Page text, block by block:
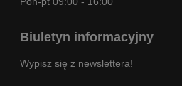
Biuletyn informacyjny
Wypisz się z newslettera!